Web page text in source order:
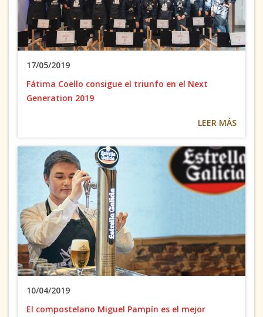
17/05/2019
Fátima Coello consigue el triunfo en el Next
Generation 2019
LEER MÁS
10/04/2019
El compostelano Miguel Pampín es el mejor